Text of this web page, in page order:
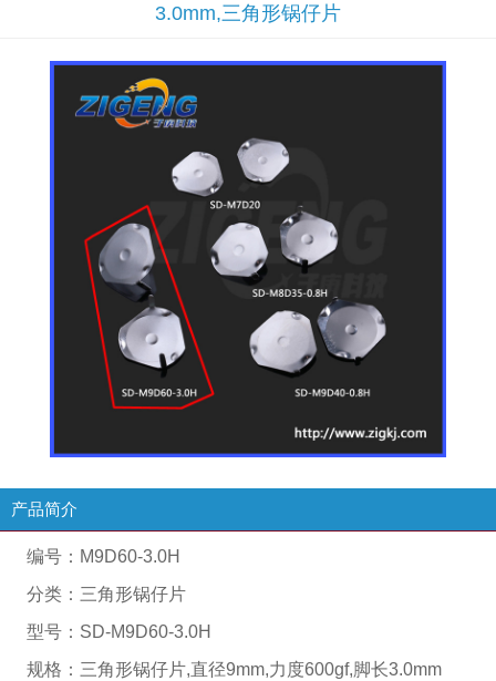
3.0mm,三角形锅仔片
产品简介
编号： M9D60-3.0H
分类： 三角形锅仔片
型号： SD-M9D60-3.0H
规格： 三角形锅仔片,直径9mm,力度600gf,脚长3.0mm